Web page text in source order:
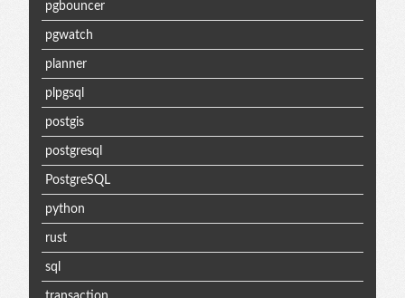
pgbouncer
pgwatch
planner
plpgsql
postgis
postgresql
PostgreSQL
python
rust
sql